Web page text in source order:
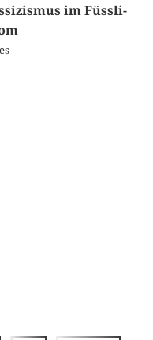
im Füssli-